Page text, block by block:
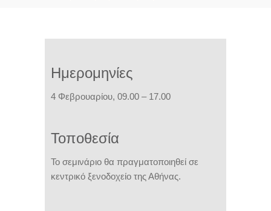
Ημερομηνίες
4 Φεβρουαρίου, 09.00 – 17.00
Τοποθεσία
Το σεμινάριο θα πραγματοποιηθεί σε
κεντρικό ξενοδοχείο της Αθήνας.